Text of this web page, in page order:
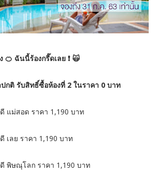
ฉันนี้ร้องกรี๊ดเลย ❗️ 🙀
กติ รับสิทธิ์ซื้อห้องที่ 2 ในราคา 0 บาท
แม่สอด ราคา 1,190 บาท
เลย ราคา 1,190 บาท
พิษณุโลก ราคา 1,190 บาท